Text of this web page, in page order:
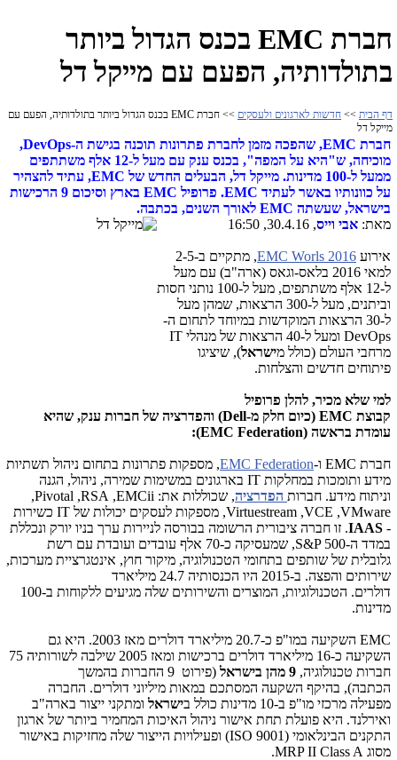
חברת EMC בכנס הגדול ביותר
בתולדותיה, הפעם עם מייקל דל
דף הבית >> חדשות לארגונים ולעסקים
>> חברת EMC בכנס הגדול ביותר בתולדותיה, הפעם עם
מייקל דל
חברת EMC, שהפכה מזמן לחברת פתרונות תוכנה בגישת ה-DevOps,
מוכיחה, ש"היא על המפה", בכנס ענק עם מעל ל-12 אלף משתתפים
ממעל ל-100 מדינות. מייקל דל, הבעלים החדש של EMC, עתיד להצהיר
על כוונותיו באשר לעתיד EMC. פרופיל EMC בארץ וסיכום 9 הרכישות
בישראל, שעשתה EMC לאורך השנים, בכתבה.
מאת: אבי וייס, 30.4.16, 16:50
אירוע EMC Worls 2016
, מתקיים ב-2-5
למאי 2016 בלאס-וגאס (ארה"ב) עם מעל
ל-12 אלף משתתפים, מעל ל-100 נותני חסות
וביתנים, מעל ל-300 הרצאות, שמהן מעל
ל-30 הרצאות המוקדשות במיוחד לתחום ה-
DevOps ומעל ל-40 הרצאות של מנהלי IT
מרחבי העולם (כולל מישראל), שיציגו
פיתוחים חדשים והצלחות.
למי שלא מכיר, להלן פרופיל
קבוצת EMC
(כיום חלק מ-Dell) והפדרציה של חברות ענק, שהיא
עומדת בראשה (EMC Federation)
:
חברת EMC ו- EMC Federation, מספקות פתרונות בתחום ניהול תשתיות
מידע ותומכות במחלקות IT בארגונים במשימות שמירה, ניהול, הגנה
וניתוח מידע. חברות הפדרציה, שכוללות את: EMCii
,
RSA
,
Pivotal
,
VMware
,
VCE
,
Virtuestream, מספקות לעסקים יכולות של IT כשירות
-
IAAS. זו חברה ציבורית הרשומה בבורסה לניירות ערך בניו יורק ונכללת
במדד ה-S&P 500, שמעסיקה כ-70 אלף עובדים ועובדת עם רשת
גלובלית של שותפים בתחומי הטכנולוגיה, מיקור חוץ, אינטגרציית מערכות,
שירותים והפצה. ב-2015 היו הכנסותיה 24.7 מיליארד
דולרים. הטכנולוגיות, המוצרים והשירותים שלה מגיעים ללקוחות ב-100
מדינות.
EMC
השקיעה במו"פ כ-20.7 מיליארד דולרים מאז 2003. היא גם
השקיעה כ-16 מיליארד דולרים ברכישות ומאז 2005 שילבה לשורותיה 75
חברות טכנולוגיה, 9 מהן בישראל
(פירוט 9 החברות בהמשך
הכתבה), בהיקף השקעה המסתכם במאות מיליוני דולרים. החברה
מפעילה מרכזי מו"פ ב-10 מדינות כולל ב
ישראל ומתקני ייצור בארה"ב
ואירלנד. היא פועלת תחת אישור ניהול האיכות המחמיר ביותר של ארגון
התקנים הבינלאומי (ISO 9001) ופעילויות הייצור שלה מחזיקות באישור
מסוג MRP II Class A
.